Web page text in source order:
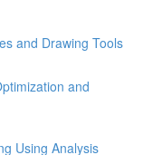
and Drawing Tools
and
Using Analysis